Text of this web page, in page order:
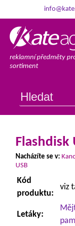
reklamní předměty
sortiment
Flashdisk
Nacházíte se v:
USB
Kód
produktu:
viz
Letáky: